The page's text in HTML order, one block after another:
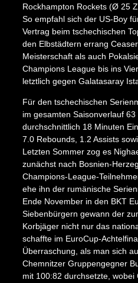
Rockhampton Rockets (Ø 25
So empfahl sich der US-Boy
Vertrag beim tschechischen
den Elbstädtern errang
Meisterschaft als auch
Champions League bis ins
letztlich gegen Galatasaray
Für den tschechischen
im gesamten Saisonverlauf
durchschnittlich 18 Minuten
7.0 Rebounds, 1.2 Assists
Letzten Sommer zog es
zunächst nach Bosnien-
Champions-League-
ehe ihn der rumänische
Ende November in den BKT
Siebenbürgern gewann der
Korbjäger nicht nur das
schaffte im EuroCup-
Überraschung, als man sich
Chemnitzer Gruppengegner
mit 100:82 durchsetzte,